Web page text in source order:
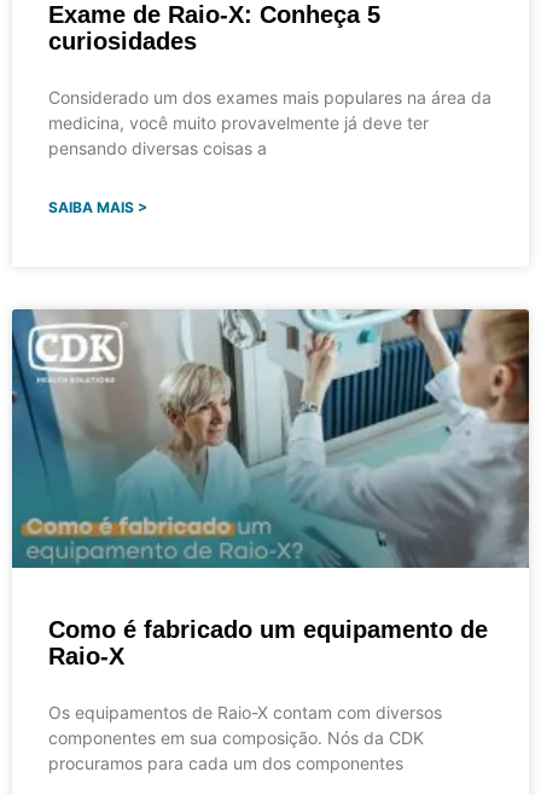
Exame de Raio-X: Conheça 5
curiosidades
Considerado um dos exames mais populares na área da
medicina, você muito provavelmente já deve ter
pensando diversas coisas a
SAIBA MAIS >
Como é fabricado um equipamento de
Raio-X
Os equipamentos de Raio-X contam com diversos
componentes em sua composição. Nós da CDK
procuramos para cada um dos componentes